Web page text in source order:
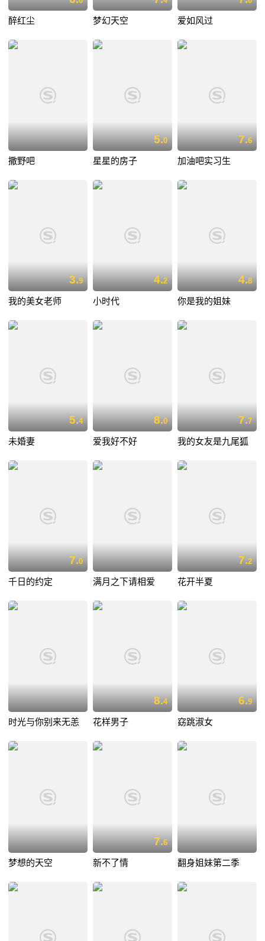
醉红尘 梦幻天空 爱如风过
撒野吧
5.0
星星的房子
7.6
加油吧实习生
3.9
我的美女老师
4.2
小时代
4.8
你是我的姐妹
5.4
未婚妻
8.0
爱我好不好
7.7
我的女友是九尾狐
7.0
千日的约定 满月之下请相爱
7.2
花开半夏
时光与你别来无恙
8.4
花样男子
6.9
窈跳淑女
梦想的天空
7.6
新不了情 翻身姐妹第二季